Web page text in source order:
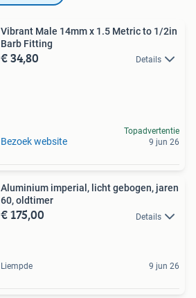
Vibrant Male 14mm x 1.5 Metric to 1/2in
Barb Fitting
€ 34,80 Details
Bezoek website
Topadvertentie
9 jun 26
Aluminium imperial, licht gebogen, jaren
60, oldtimer
€ 175,00 Details
Liempde 9 jun 26